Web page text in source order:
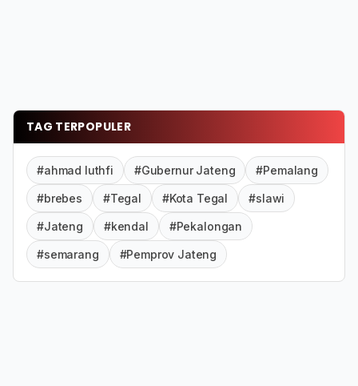
TAG TERPOPULER
#ahmad luthfi #Gubernur Jateng #Pemalang
#brebes #Tegal #Kota Tegal #slawi
#Jateng #kendal #Pekalongan
#semarang #Pemprov Jateng